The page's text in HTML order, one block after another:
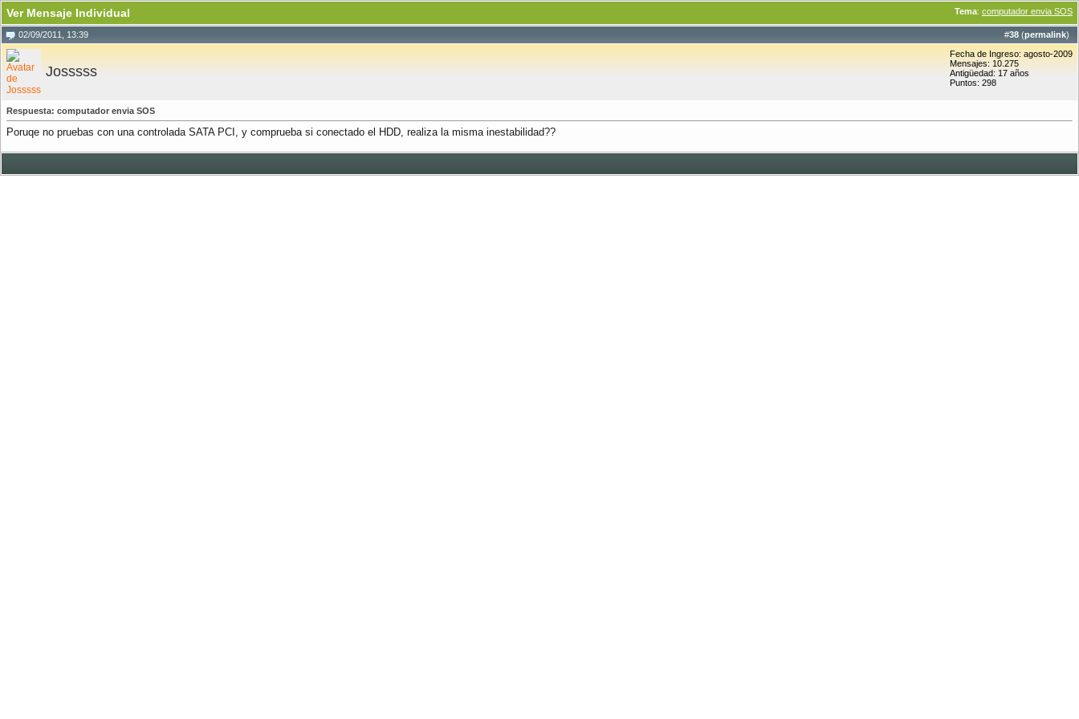
Tema: computador envia SOS
Ver Mensaje Individual
#38 (permalink)
02/09/2011, 13:39
Josssss
Fecha de Ingreso: agosto-2009
Mensajes: 10.275
Antigüedad: 17 años
Puntos: 298
Respuesta: computador envia SOS
Poruqe no pruebas con una controlada SATA PCI, y comprueba si conectado el HDD, realiza la misma inestabilidad??